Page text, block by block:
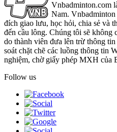
Vnbadminton.com
Nam.
đích giao lưu, học hỏi, chia sẻ và
đến cầu lông. Chúng tôi sẽ không
do thành viên đưa lên trừ thông
soát chặt chẽ các luồng thông tin
nghiệm, chờ giấy phép MXH của
Follow us